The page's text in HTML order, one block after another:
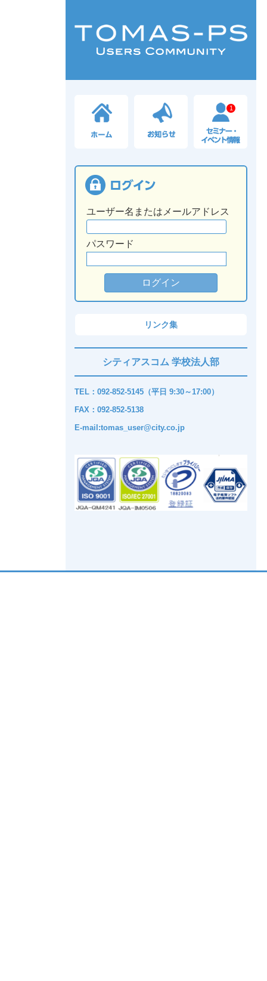
1
ユーザー名またはメールアドレス
パスワード
リンク集
シティアスコム 学校法人部
TEL：092-852-5145（平日 9:30～17:00）
FAX：092-852-5138
E-mail:tomas_user@city.co.jp